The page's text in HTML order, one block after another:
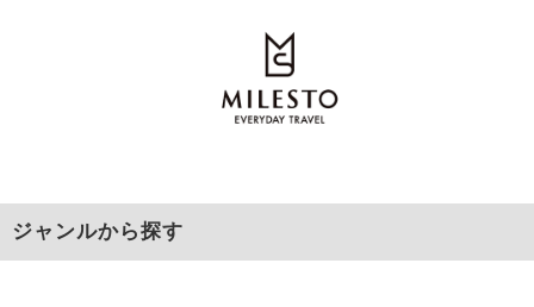
ジャンルから探す